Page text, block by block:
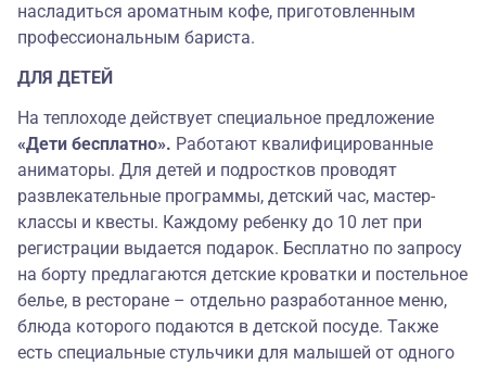
насладиться ароматным кофе, приготовленным
профессиональным бариста.
ДЛЯ ДЕТЕЙ
На теплоходе действует специальное предложение
«Дети бесплатно». Работают квалифицированные
аниматоры. Для детей и подростков проводят
развлекательные программы, детский час, мастер-
классы и квесты. Каждому ребенку до 10 лет при
регистрации выдается подарок. Бесплатно по запросу
на борту предлагаются детские кроватки и постельное
белье, в ресторане – отдельно разработанное меню,
блюда которого подаются в детской посуде. Также
есть специальные стульчики для малышей от одного